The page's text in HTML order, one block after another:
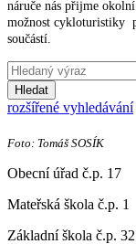
náruče nás přijme
možnost cykloturistiky
součástí.
Hledat
rozšířené vyhledávání
Foto: Tomáš SOSÍK
Obecní úřad č.p. 17
Mateřská škola č.p. 1
Základní škola č.p. 32